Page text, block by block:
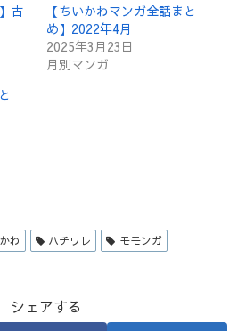
古
【ちいかわマンガ全話まと
め】2022年4月
2025年3月23日
月別マンガ
わ ハチワレ
モモンガ
シェアする